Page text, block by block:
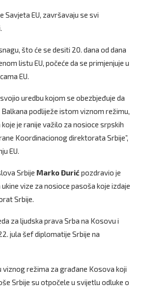
Savjeta EU, završavaju se svi
što će se desiti 20. dana od dana
listu EU, počeće da se primjenjuje u
EU.
uredbu kojom se obezbjeđuje da
podliježe istom viznom režimu,
je ranije važilo za nosioce srpskih
Koordinacionog direktorata Srbije”,
EU.
Srbije Marko Đurić pozdravio je
ukine vize za nosioce pasoša koje izdaje
Srbije.
za ljudska prava Srba na Kosovu i
jula šef diplomatije Srbije na
viznog režima za građane Kosova koji
Srbije su otpočele u svijetlu odluke o